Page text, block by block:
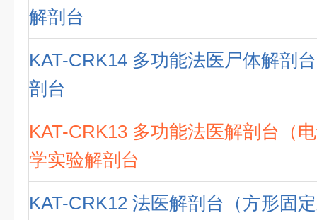
解剖台
KAT-CRK14 多功能法医尸体解剖
剖台
KAT-CRK13 多功能法医解剖台（
学实验解剖台
KAT-CRK12 法医解剖台（方形固